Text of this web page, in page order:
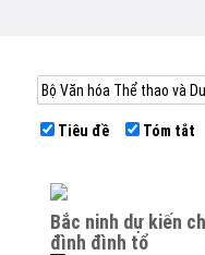
Tiêu đề Tóm tắt
bắc ninh dự kiến chi 5,8 tỉ đồng tu bổ di tích
đình đình tổ